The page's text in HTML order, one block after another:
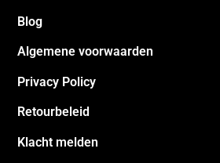
Blog
Algemene voorwaarden
Privacy Policy
Retourbeleid
Klacht melden